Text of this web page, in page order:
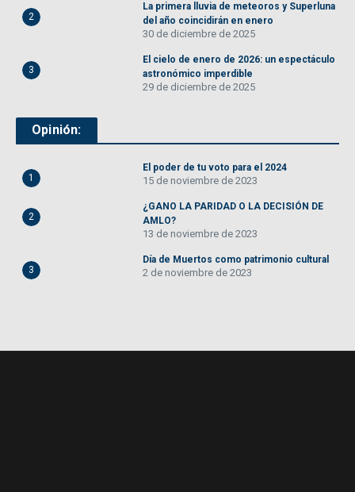
2
La primera lluvia de meteoros y Superluna
del año coincidirán en enero
30 de diciembre de 2025
3
El cielo de enero de 2026: un espectáculo
astronómico imperdible
29 de diciembre de 2025
Opinión:
1
El poder de tu voto para el 2024
15 de noviembre de 2023
2
¿GANO LA PARIDAD O LA DECISIÓN DE
AMLO?
13 de noviembre de 2023
3
Día de Muertos como patrimonio cultural
2 de noviembre de 2023